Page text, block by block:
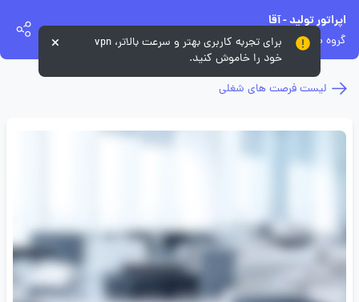
اپراتور تولید - آقا
گروه صنعتی زر
لیست فرصت های شغلی
برای تجربه کاربری بهتر و سرعت بالاتر، vpn
خود را خاموش کنید.